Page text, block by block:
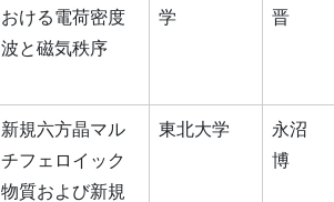
おける電荷密度
波と磁気秩序
学
晋
新規六方晶マル
チフェロイック
物質および新規
東北大学
永沼
博